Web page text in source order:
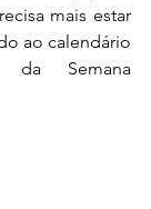
mais estar
ao calendário
da Semana